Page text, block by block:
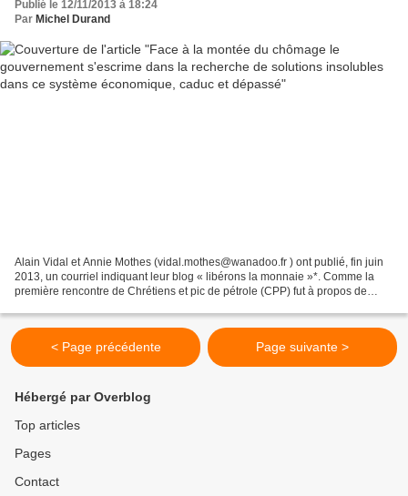
Publié le 12/11/2013 à 18:24
Par Michel Durand
Alain Vidal et Annie Mothes (vidal.mothes@wanadoo.fr ) ont publié, fin juin
2013, un courriel indiquant leur blog « libérons la monnaie »*. Comme la
première rencontre de Chrétiens et pic de pétrole (CPP) fut à propos de
< Page précédente Page suivante >
Hébergé par Overblog
Top articles
Pages
Contact